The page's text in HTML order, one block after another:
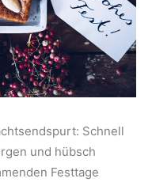
Schnell
und hübsch
Festtage